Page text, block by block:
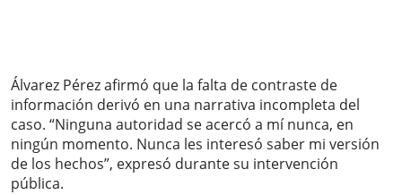
Álvarez Pérez afirmó que la falta de contraste de
información derivó en una narrativa incompleta del
caso. “Ninguna autoridad se acercó a mí nunca, en
ningún momento. Nunca les interesó saber mi versión
de los hechos”, expresó durante su intervención
pública.